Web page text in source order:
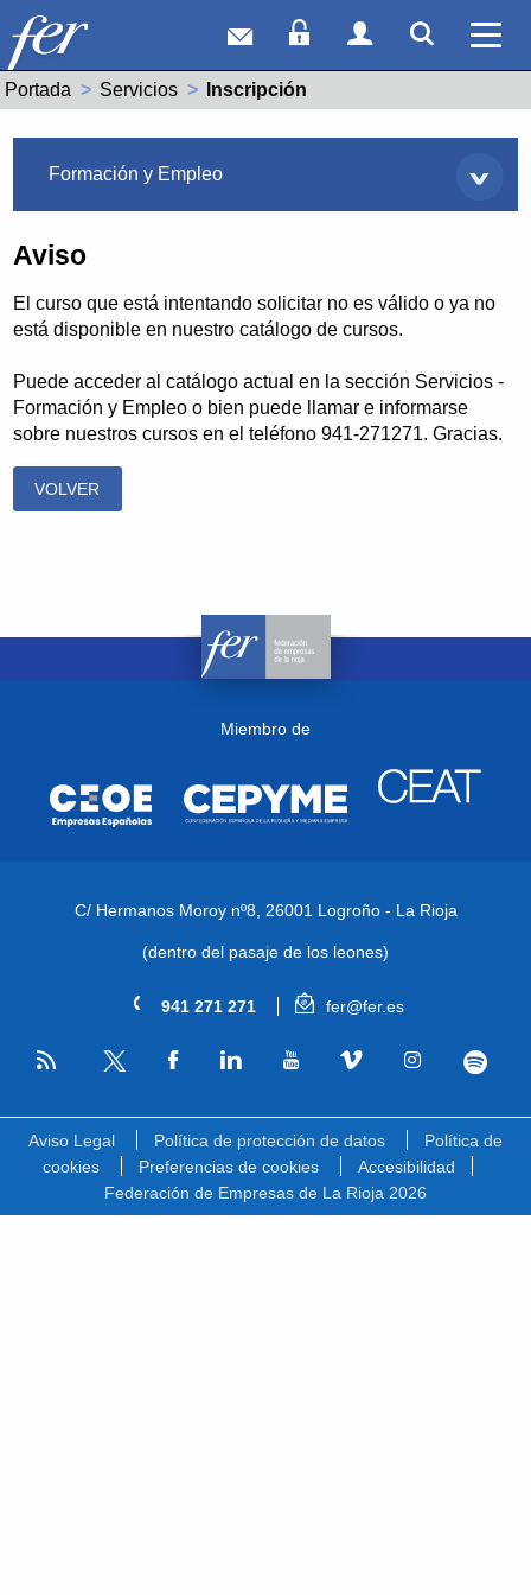
Correo webAcceso Socios
Acceso
Portada Servicios Actual:
Inscripción
Formación y Empleo
Aviso
El curso que está intentando solicitar no es válido o ya no
está disponible en nuestro catálogo de cursos.
Puede acceder al catálogo actual en la sección Servicios -
Formación y Empleo o bien puede llamar e informarse
sobre nuestros cursos en el teléfono 941-271271. Gracias.
VOLVER
Miembro de
C/ Hermanos Moroy nº8, 26001 Logroño - La Rioja
(dentro del pasaje de los leones)
941 271 271 fer@fer.es
RSS
Aviso Legal Política de protección de datos
Política de
cookies
Preferencias de cookies
Accesibilidad
Federación de Empresas de La Rioja 2026